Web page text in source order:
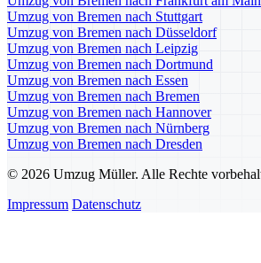
Umzug von Bremen nach Stuttgart
Umzug von Bremen nach Düsseldorf
Umzug von Bremen nach Leipzig
Umzug von Bremen nach Dortmund
Umzug von Bremen nach Essen
Umzug von Bremen nach Bremen
Umzug von Bremen nach Hannover
Umzug von Bremen nach Nürnberg
Umzug von Bremen nach Dresden
© 2026 Umzug Müller. Alle Rechte
Impressum Datenschutz